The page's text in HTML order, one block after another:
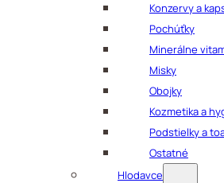
Konzervy a
Pochúťky
Minerálne
Misky
Obojky
Kozmetika a
Podstielky a
Ostatné
Hlodavce